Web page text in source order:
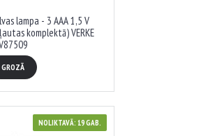
lampa - 3 AAA 1,5 V
komplektā) VERKE
GROZĀ
NOLIKTAVĀ: 19 GAB.